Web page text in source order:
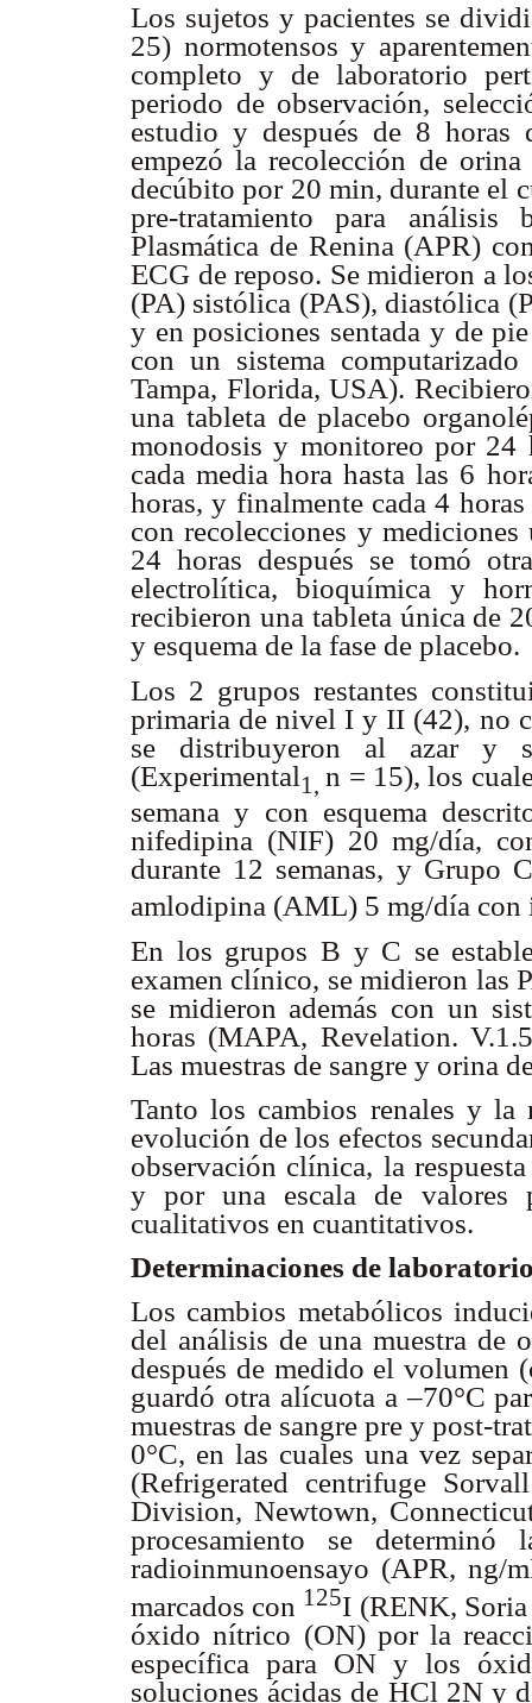
Los sujetos y pacientes se
25) normotensos y
completo y de laboratorio
periodo de observación,
estudio y después de 8
empezó la recolección de
decúbito por 20 min, durante el
pre-tratamiento para
Plasmática de Renina (APR)
ECG de reposo. Se midieron a
(PA) sistólica (PAS), diastólica
y en posiciones sentada y de
con un sistema
Tampa, Florida, USA).
una tableta de placebo
monodosis y monitoreo por 24
cada media hora hasta las 6
horas, y finalmente cada 4
con recolecciones y
24 horas después se tomó
electrolítica, bioquímica y
recibieron una tableta única de
y esquema de la fase de placebo.
Los 2 grupos restantes
primaria de nivel I y II (42), no
se distribuyeron al azar y
(Experimental1,n = 15), los
semana y con esquema
nifedipina (NIF) 20 mg/día,
durante 12 semanas, y Grupo
amlodipina (AML) 5 mg/día
En los grupos B y C se
examen clínico, se midieron las
se midieron además con un
horas (MAPA, Revelation.
Las muestras de sangre y orina
Tanto los cambios renales y
evolución de los efectos
observación clínica, la
y por una escala de valores
cualitativos en cuantitativos.
Determinaciones de
Los cambios metabólicos
del análisis de una muestra de
después de medido el
guardó otra alícuota a –70°C
muestras de sangre pre y post-
0°C, en las cuales una vez
(Refrigerated centrifuge
Division, Newtown,
procesamiento se
radioinmunoensayo (APR, ng/
marcados con 125I (RENK,
óxido nítrico (ON) por la
específica para ON y los
soluciones ácidas de HCl 2N y